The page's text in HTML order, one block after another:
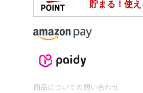
商品についての問い合わせ